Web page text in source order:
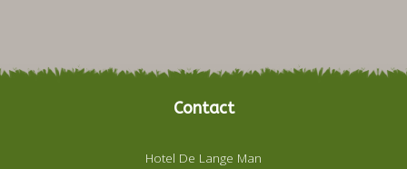
Contact
Hotel De Lange Man